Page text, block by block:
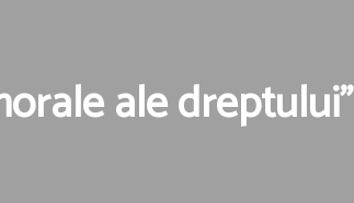
ale dreptului”